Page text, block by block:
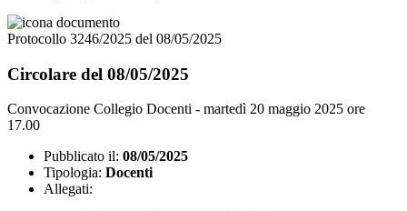
Protocollo 3246/2025 del 08/05/2025
Circolare del 08/05/2025
Convocazione Collegio Docenti - martedì 20 maggio 2025 ore
17.00
Pubblicato il: 08/05/2025
Tipologia: Docenti
Allegati: